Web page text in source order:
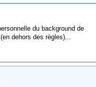
du background de
dehors des règles)...